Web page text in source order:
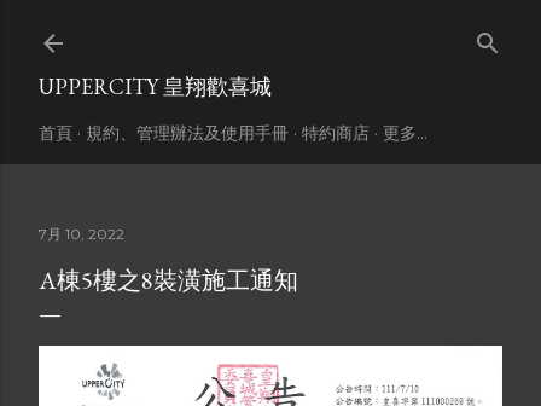
UPPERCITY 皇翔歡喜城
首頁 規約、管理辦法及使用手冊 特約商店 更多…
7月 10, 2022
A棟5樓之8裝潢施工通知